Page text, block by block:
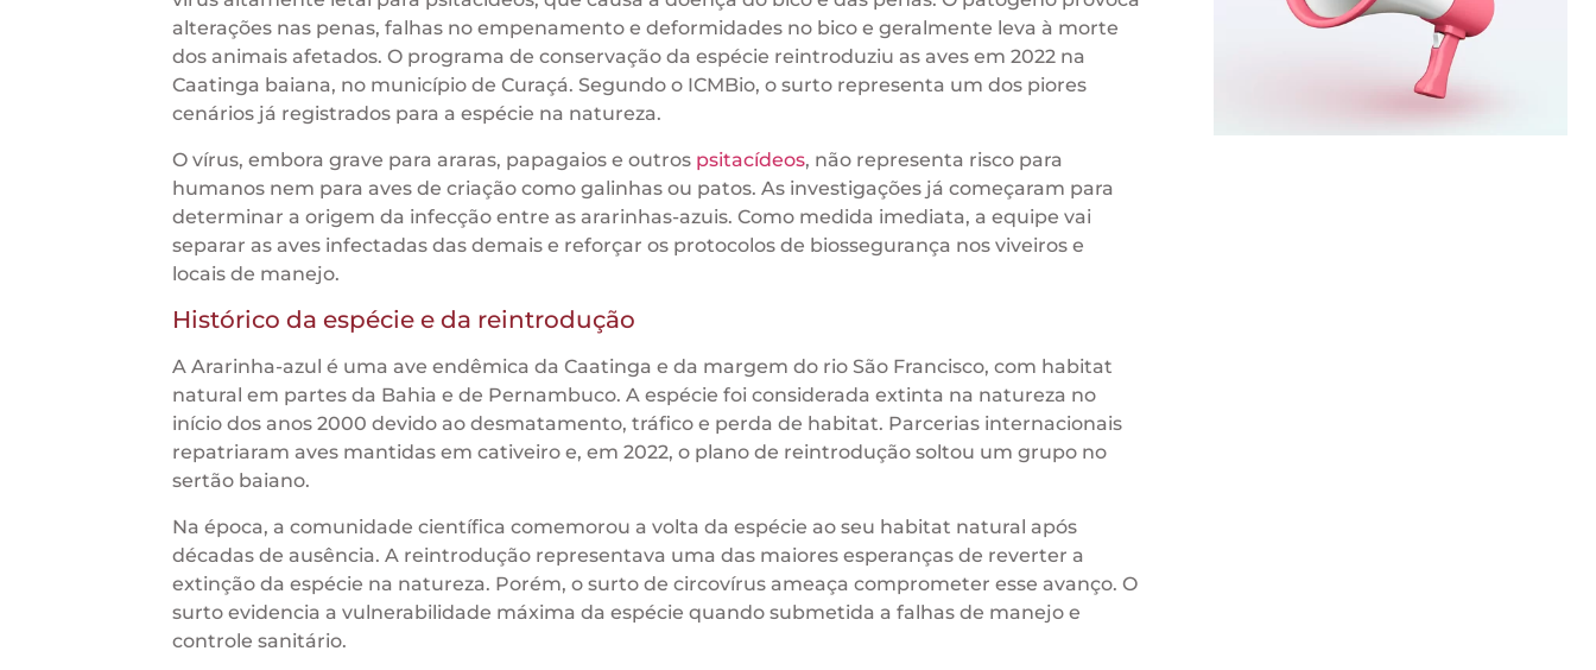
alterações nas penas, falhas no empenamento e deformidades no bico e geralmente leva à morte
dos animais afetados. O programa de conservação da espécie reintroduziu as aves em 2022 na
Caatinga baiana, no município de Curaçá. Segundo o ICMBio, o surto representa um dos piores
cenários já registrados para a espécie na natureza.
O vírus, embora grave para araras, papagaios e outros psitacídeos, não representa risco para
humanos nem para aves de criação como galinhas ou patos. As investigações já começaram para
determinar a origem da infecção entre as ararinhas-azuis. Como medida imediata, a equipe vai
separar as aves infectadas das demais e reforçar os protocolos de biossegurança nos viveiros e
locais de manejo.
Histórico da espécie e da reintrodução
A Ararinha-azul é uma ave endêmica da Caatinga e da margem do rio São Francisco, com habitat
natural em partes da Bahia e de Pernambuco. A espécie foi considerada extinta na natureza no
início dos anos 2000 devido ao desmatamento, tráfico e perda de habitat. Parcerias internacionais
repatriaram aves mantidas em cativeiro e, em 2022, o plano de reintrodução soltou um grupo no
sertão baiano.
Na época, a comunidade científica comemorou a volta da espécie ao seu habitat natural após
décadas de ausência. A reintrodução representava uma das maiores esperanças de reverter a
extinção da espécie na natureza. Porém, o surto de circovírus ameaça comprometer esse avanço. O
surto evidencia a vulnerabilidade máxima da espécie quando submetida a falhas de manejo e
controle sanitário.